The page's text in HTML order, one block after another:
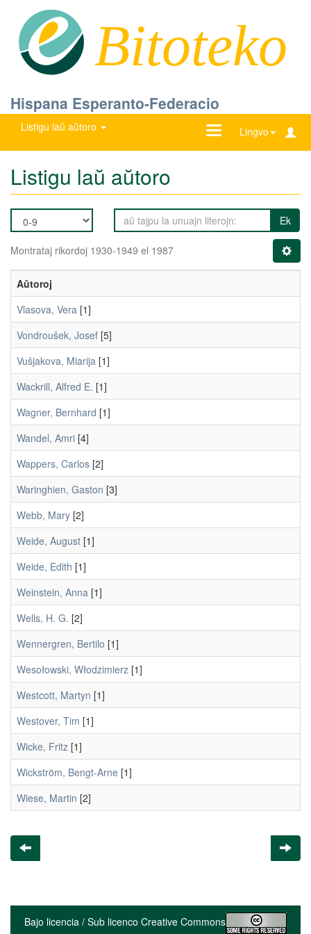
Bitoteko
Hispana Esperanto-Federacio
Listigu laŭ aŭtoro Lingvo
Ŝanĝu
Listigu laŭ aŭtoro
Ek
Montrataj rikordoj 1930-1949 el 1987
Aŭtoroj
Vlasova, Vera [1]
Vondroušek, Josef [5]
Vuŝjakova, Miarija [1]
Wackrill, Alfred E. [1]
Wagner, Bernhard [1]
Wandel, Amri [4]
Wappers, Carlos [2]
Waringhien, Gaston [3]
Webb, Mary [2]
Weide, August [1]
Weide, Edith [1]
Weinstein, Anna [1]
Wells, H. G. [2]
Wennergren, Bertilo [1]
Wesołowski, Włodzimierz [1]
Westcott, Martyn [1]
Westover, Tim [1]
Wicke, Fritz [1]
Wickström, Bengt-Arne [1]
Wiese, Martin [2]
Bajo licencia / Sub licenco Creative Commons